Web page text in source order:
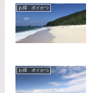
お得 ポイかつ
お得 ポイかつ